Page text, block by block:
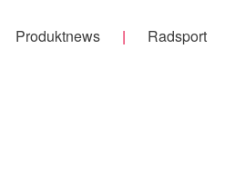
Produktnews Radsport